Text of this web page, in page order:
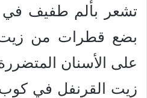
تشعر بألم طفيف
بضع قطرات من زيت
على الأسنان
زيت القرنفل في